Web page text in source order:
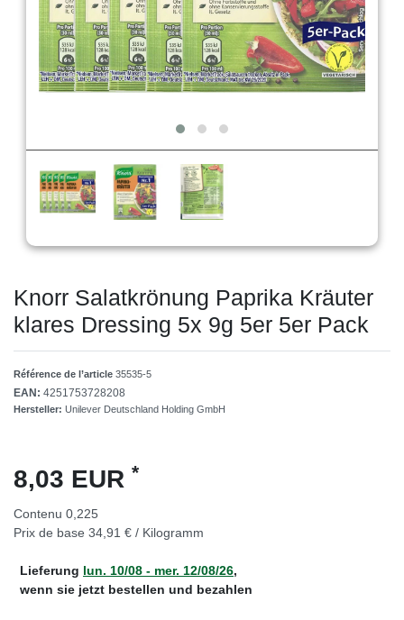
Knorr Salatkrönung Paprika Kräuter
klares Dressing 5x 9g 5er 5er Pack
Référence de l’article 35535-5
EAN: 4251753728208
Hersteller: Unilever Deutschland Holding GmbH
8,03 EUR *
Contenu 0,225
Prix de base 34,91 € / Kilogramm
Lieferung lun. 10/08 - mer. 12/08/26,
wenn sie jetzt bestellen und bezahlen